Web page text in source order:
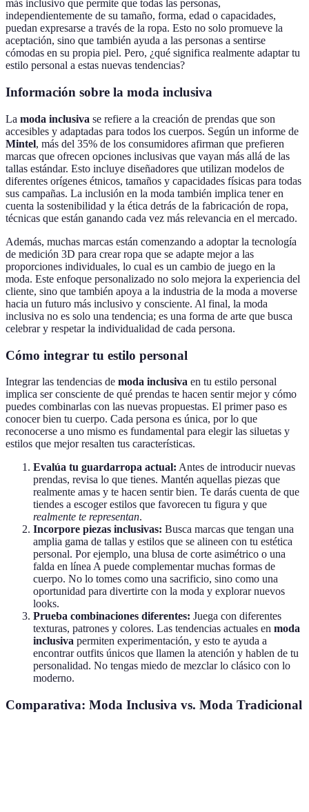
más inclusivo que permite que todas las personas,
independientemente de su tamaño, forma, edad o capacidades,
puedan expresarse a través de la ropa. Esto no solo promueve la
aceptación, sino que también ayuda a las personas a sentirse
cómodas en su propia piel. Pero, ¿qué significa realmente adaptar tu
estilo personal a estas nuevas tendencias?
Información sobre la moda inclusiva
La moda inclusiva se refiere a la creación de prendas que son
accesibles y adaptadas para todos los cuerpos. Según un informe de
Mintel, más del 35% de los consumidores afirman que prefieren
marcas que ofrecen opciones inclusivas que vayan más allá de las
tallas estándar. Esto incluye diseñadores que utilizan modelos de
diferentes orígenes étnicos, tamaños y capacidades físicas para todas
sus campañas. La inclusión en la moda también implica tener en
cuenta la sostenibilidad y la ética detrás de la fabricación de ropa,
técnicas que están ganando cada vez más relevancia en el mercado.
Además, muchas marcas están comenzando a adoptar la tecnología
de medición 3D para crear ropa que se adapte mejor a las
proporciones individuales, lo cual es un cambio de juego en la
moda. Este enfoque personalizado no solo mejora la experiencia del
cliente, sino que también apoya a la industria de la moda a moverse
hacia un futuro más inclusivo y consciente. Al final, la moda
inclusiva no es solo una tendencia; es una forma de arte que busca
celebrar y respetar la individualidad de cada persona.
Cómo integrar tu estilo personal
Integrar las tendencias de moda inclusiva en tu estilo personal
implica ser consciente de qué prendas te hacen sentir mejor y cómo
puedes combinarlas con las nuevas propuestas. El primer paso es
conocer bien tu cuerpo. Cada persona es única, por lo que
reconocerse a uno mismo es fundamental para elegir las siluetas y
estilos que mejor resalten tus características.
Evalúa tu guardarropa actual: Antes de introducir nuevas
prendas, revisa lo que tienes. Mantén aquellas piezas que
realmente amas y te hacen sentir bien. Te darás cuenta de que
tiendes a escoger estilos que favorecen tu figura y que
realmente te representan.
Incorpore piezas inclusivas: Busca marcas que tengan una
amplia gama de tallas y estilos que se alineen con tu estética
personal. Por ejemplo, una blusa de corte asimétrico o una
falda en línea A puede complementar muchas formas de
cuerpo. No lo tomes como una sacrificio, sino como una
oportunidad para divertirte con la moda y explorar nuevos
looks.
Prueba combinaciones diferentes: Juega con diferentes
texturas, patrones y colores. Las tendencias actuales en moda
inclusiva permiten experimentación, y esto te ayuda a
encontrar outfits únicos que llamen la atención y hablen de tu
personalidad. No tengas miedo de mezclar lo clásico con lo
moderno.
Comparativa: Moda Inclusiva vs. Moda Tradicional